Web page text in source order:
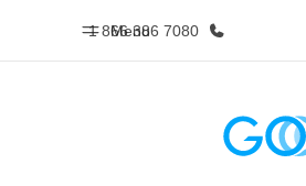
Menu
1 866 386 7080
Accueil